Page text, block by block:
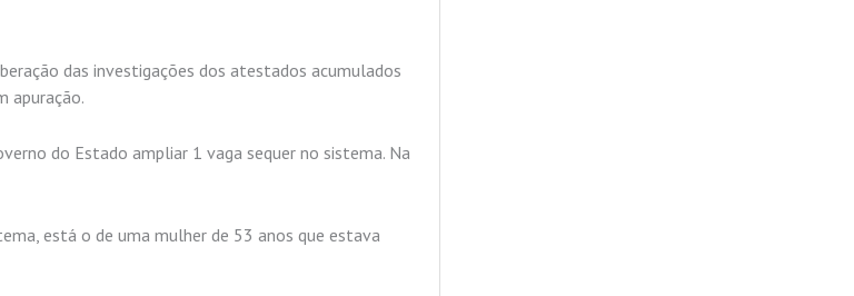
das investigações dos atestados acumulados
apuração.
do Estado ampliar 1 vaga sequer no sistema. Na
está o de uma mulher de 53 anos que estava